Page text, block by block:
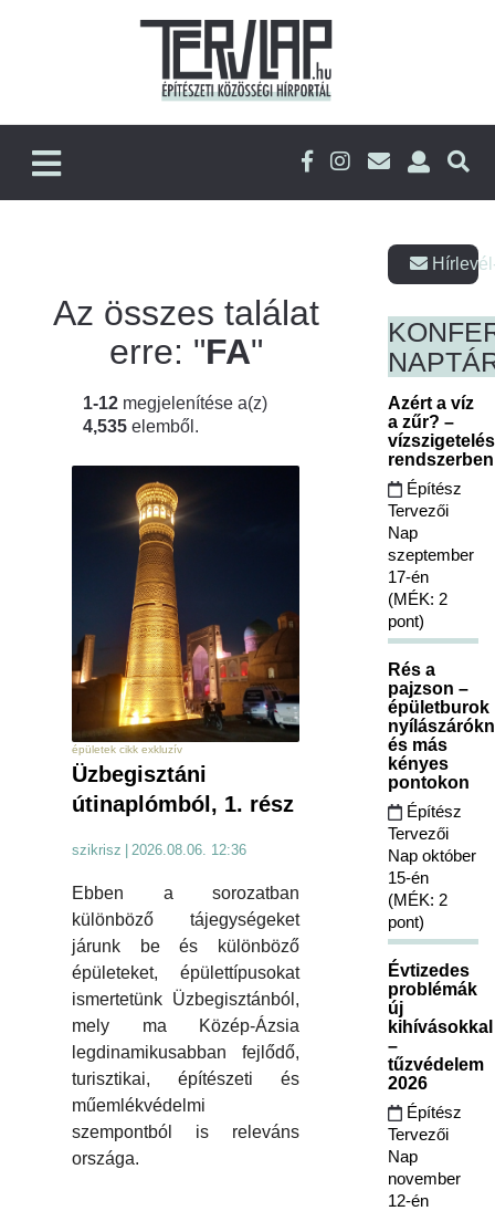
Az összes találat
erre: "FA"
1-12 megjelenítése a(z)
4,535 elemből.
épületek cikk exkluzív
Üzbegisztáni
útinaplómból, 1. rész
szikrisz 2026.08.06. 12:36
Ebben a sorozatban
különböző tájegységeket
járunk be és különböző
épületeket, épülettípusokat
ismertetünk Üzbegisztánból,
mely ma Közép-Ázsia
legdinamikusabban fejlődő,
turisztikai, építészeti és
műemlékvédelmi
szempontból is releváns
országa.
Azért a víz
a zűr? –
Építész
Tervezői
Nap
szeptember
17-én
(MÉK: 2
pont)
Rés a
pajzson –
épületburok
és más
kényes
pontokon
Építész
Tervezői
Nap október
15-én
(MÉK: 2
pont)
Évtizedes
problémák
új
kihívásokkal
–
tűzvédelem
2026
Építész
Tervezői
Nap
november
12-én